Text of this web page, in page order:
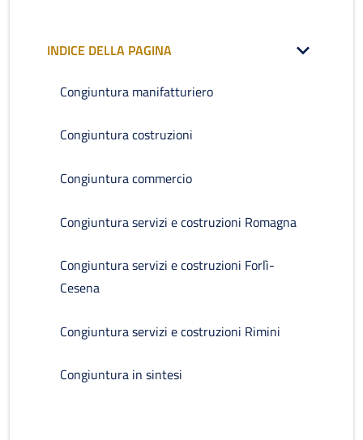
INDICE DELLA PAGINA
Congiuntura manifatturiero
Congiuntura costruzioni
Congiuntura commercio
Congiuntura servizi e costruzioni Romagna
Congiuntura servizi e costruzioni Forlì-
Cesena
Congiuntura servizi e costruzioni Rimini
Congiuntura in sintesi